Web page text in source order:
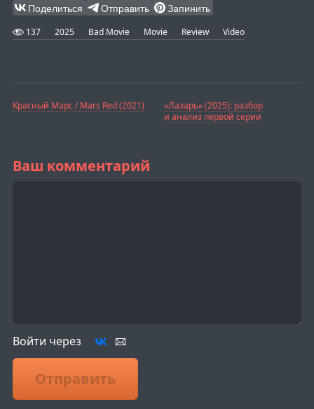
Поделиться Отправить Запинить
137 2025 Bad Movie Movie Review Video
Красный Марс / Mars Red (2021)
«Лазарь» (2025): разбор
и анализ первой серии
Ваш комментарий
Войти через
Отправить